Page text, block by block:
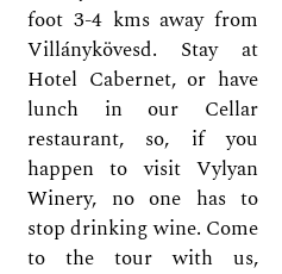
foot 3-4 kms away from
Villánykövesd. Stay at
Hotel Cabernet, or have
lunch in our Cellar
restaurant, so, if you
happen to visit Vylyan
Winery, no one has to
stop drinking wine. Come
to the tour with us,